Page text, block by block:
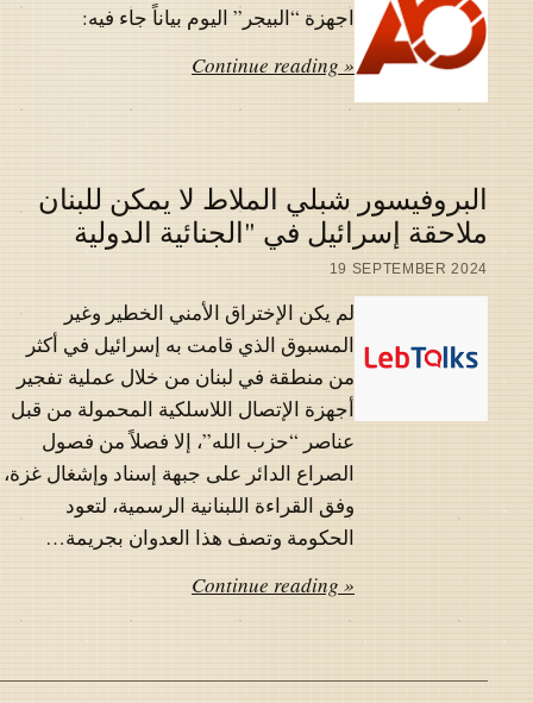
اجهزة “البيجر” اليوم بياناً جاء فيه:
Continue reading »
البروفيسور شبلي الملاط لا يمكن للبنان
ملاحقة إسرائيل في "الجنائية الدولية
19 SEPTEMBER 2024
لم يكن الإختراق الأمني الخطير وغير
المسبوق الذي قامت به إسرائيل في أكثر
من منطقة في لبنان من خلال عملية تفجير
أجهزة الإتصال اللاسلكية المحمولة من قبل
عناصر “حزب الله”، إلا فصلاً من فصول
الصراع الدائر على جبهة إسناد وإشغال غزة،
وفق القراءة اللبنانية الرسمية، لتعود
الحكومة وتصف هذا العدوان بجريمة…
Continue reading »